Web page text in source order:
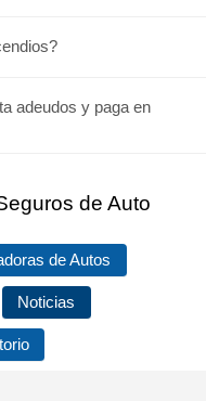
adeudos y paga en
de Auto
de Autos
Noticias